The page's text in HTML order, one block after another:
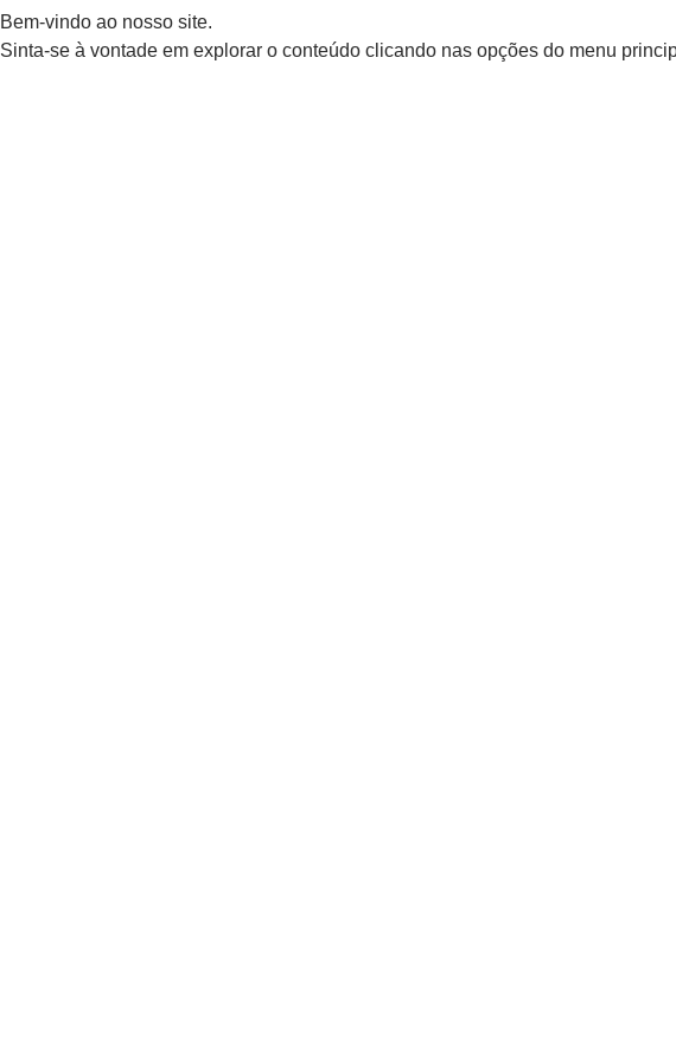
Bem-vindo ao nosso site.
Sinta-se à vontade em explorar o conteúdo clicando nas opções do menu